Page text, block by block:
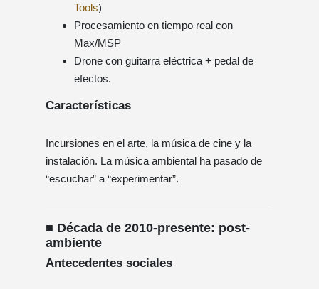
Tools)
Procesamiento en tiempo real con
Max/MSP
Drone con guitarra eléctrica + pedal de
efectos.
Características
Incursiones en el arte, la música de cine y la
instalación. La música ambiental ha pasado de
“escuchar” a “experimentar”.
■ Década de 2010-presente: post-
ambiente
Antecedentes sociales